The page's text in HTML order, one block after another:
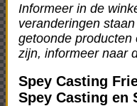
Informeer in de
veranderingen
getoonde
zijn, informeer naar
Spey Casting
Spey Casting en